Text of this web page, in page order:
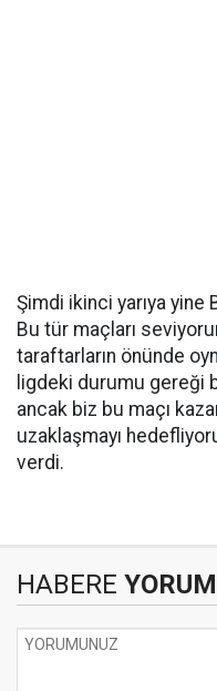
Şimdi ikinci yarıya yine
Bu tür maçları
taraftarların önünde
ligdeki durumu gereği
ancak biz bu maçı
uzaklaşmayı
verdi.
HABERE